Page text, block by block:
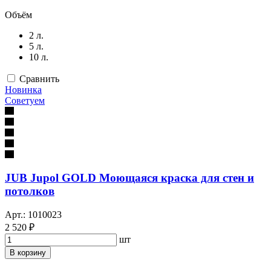
Объём
2 л.
5 л.
10 л.
Сравнить
Новинка
Советуем
JUB Jupol GOLD Моющаяся краска для стен и
потолков
Арт.: 1010023
2 520 ₽
шт
В корзину